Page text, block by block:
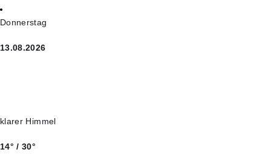
Donnerstag
13.08.2026
klarer Himmel
14° / 30°